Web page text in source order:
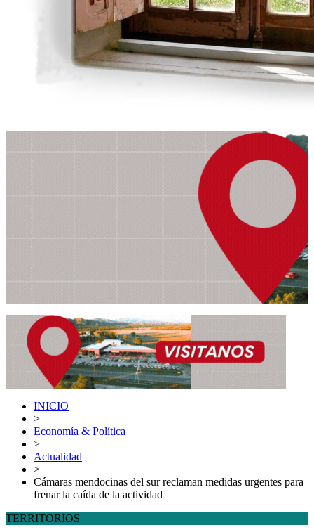
INICIO
>
Economía & Política
>
Actualidad
>
Cámaras mendocinas del sur reclaman medidas urgentes para
frenar la caída de la actividad
TERRITORIOS